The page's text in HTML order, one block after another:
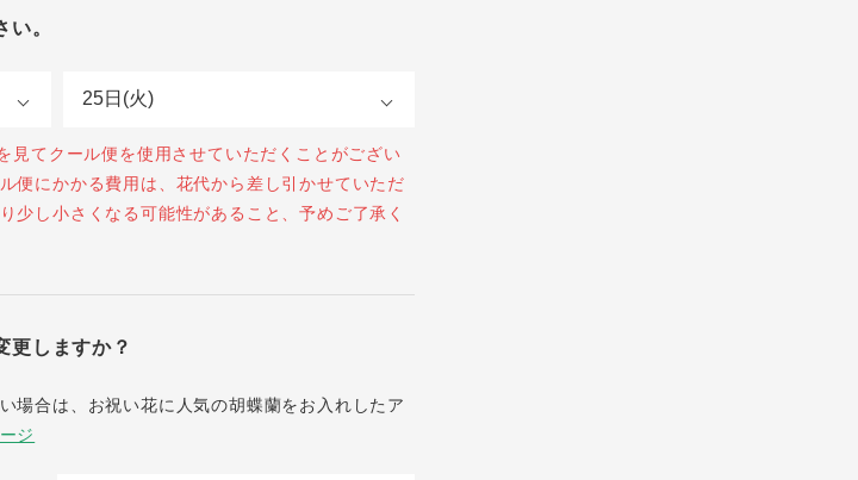
。
てクール便を使用させていただくことがござい
便にかかる費用は、花代から差し引かせていただ
少し小さくなる可能性があること、予めご了承く
更しますか？
場合は、お祝い花に人気の胡蝶蘭をお入れしたア
ジ